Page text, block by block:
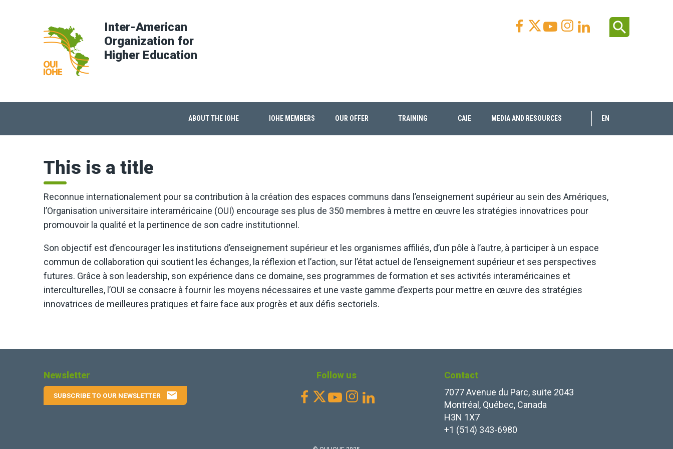
Inter-American
Organization for
Higher Education
 Facebook
 Youtube
Instagram
 Linkedin
search
ABOUT THE IOHE IOHE MEMBERS OUR OFFER TRAINING CAIE MEDIA AND RESOURCES EN
This is a title
Reconnue internationalement pour sa contribution à la création des espaces communs dans l’enseignement supérieur au sein des Amériques,
l’Organisation universitaire interaméricaine (OUI) encourage ses plus de 350 membres à mettre en œuvre les stratégies innovatrices pour
promouvoir la qualité et la pertinence de son cadre institutionnel.
Son objectif est d’encourager les institutions d’enseignement supérieur et les organismes affiliés, d’un pôle à l’autre, à participer à un espace
commun de collaboration qui soutient les échanges, la réflexion et l’action, sur l’état actuel de l’enseignement supérieur et ses perspectives
futures. Grâce à son leadership, son expérience dans ce domaine, ses programmes de formation et ses activités interaméricaines et
interculturelles, l’OUI se consacre à fournir les moyens nécessaires et une vaste gamme d’experts pour mettre en œuvre des stratégies
innovatrices de meilleures pratiques et faire face aux progrès et aux défis sectoriels.
Newsletter
SUBSCRIBE TO OUR NEWSLETTER email
Follow us
 Facebook
 Youtube
Instagram

Contact
7077 Avenue du Parc, suite 2043
Montréal, Québec, Canada
H3N 1X7
+1 (514) 343-6980